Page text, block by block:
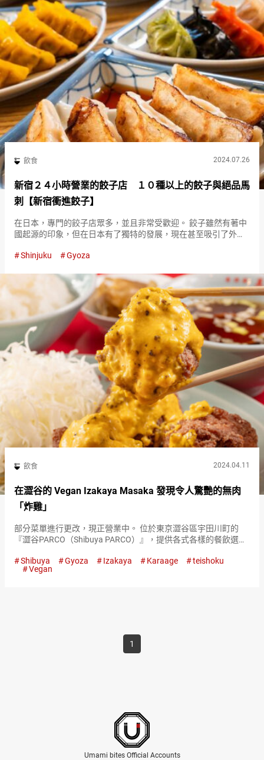
飲食 2024.07.26
新宿２４小時營業的餃子店 １０種以上的餃子與絕品馬
刺【新宿衝進餃子】
在日本，專門的餃子店眾多，並且非常受歡迎。 餃子雖然有著中
國起源的印象，但在日本有了獨特的發展，現在甚至吸引了外國
還可以品嚐到各種口味和外觀具創意的餃子，如『新宿衝進餃子
Shinjuku Gyoza
飲食 2024.04.11
在澀谷的 Vegan Izakaya Masaka 發現令人驚艷的無肉
「炸雞」
部分菜單進行更改，現正營業中。 位於東京澀谷區宇田川町的
『澀谷PARCO（Shibuya PARCO）』，提供各式各樣的餐飲選
Masaka（以下簡稱“Masaka”）』專…
Shibuya Gyoza Izakaya Karaage
teishoku
Vegan
1
Umami bites Official Accounts